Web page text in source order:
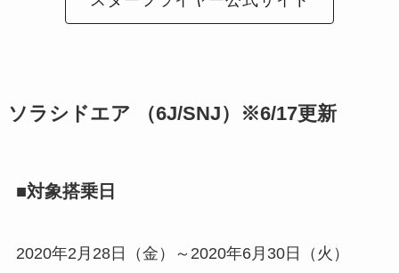
ソラシドエア （6J/SNJ）※6/17更新
■対象搭乗日
2020年2月28日（金）～2020年6月30日（火）